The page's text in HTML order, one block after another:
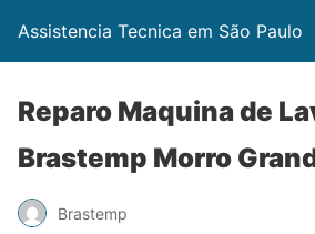
Assistencia Tecnica em São Paulo
Reparo Maquina de
Brastemp Morro
Brastemp